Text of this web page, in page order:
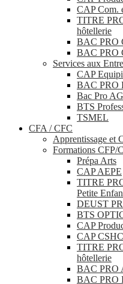
CAP Com.
TITRE
hôtellerie
BAC PRO
BAC PRO
Services aux
CAP
BAC PRO
Bac Pro
BTS
TSMEL
CFA / CFC
Apprentissage et
Formations CFP/
Prépa Arts
CAP AEPE
TITRE
Petite
DEUST
BTS
CAP
CAP
TITRE
hôtellerie
BAC PRO
BAC PRO